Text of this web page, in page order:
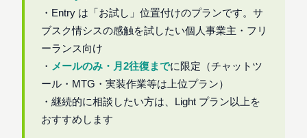
・Entry は「お試し」位置付けのプランです。サ
ブスク情シスの感触を試したい個人事業主・フリ
ーランス向け
・ メールのみ・月2往復までに限定（チャットツ
ール・MTG・実装作業等は上位プラン）
・継続的に相談したい方は、Light プラン以上を
おすすめします